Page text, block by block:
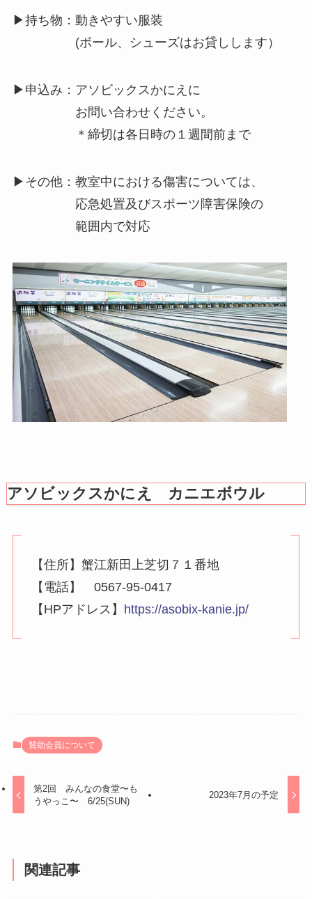
▶︎持ち物：動きやすい服装
(ボール、シューズはお貸しします）
▶︎申込み：アソビックスかにえに
お問い合わせください。
＊締切は各日時の１週間前まで
▶︎その他：教室中における傷害については、
応急処置及びスポーツ障害保険の
範囲内で対応
アソビックスかにえ カニエボウル
【住所】蟹江新田上芝切７１番地
【電話】 0567-95-0417
【HPアドレス】 https://asobix-kanie.jp/
賛助会員について
第2回 みんなの食堂〜も
うやっこ〜 6/25(SUN)
2023年7月の予定
関連記事